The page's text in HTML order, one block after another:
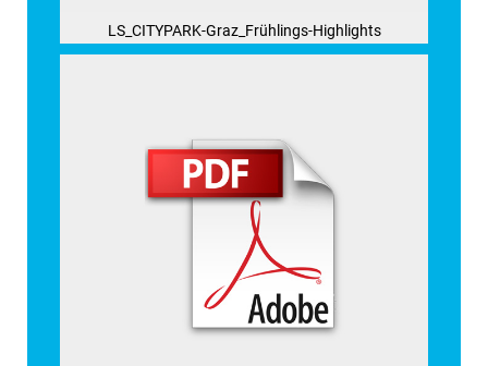
LS_CITYPARK-Graz_Frühlings-Highlights